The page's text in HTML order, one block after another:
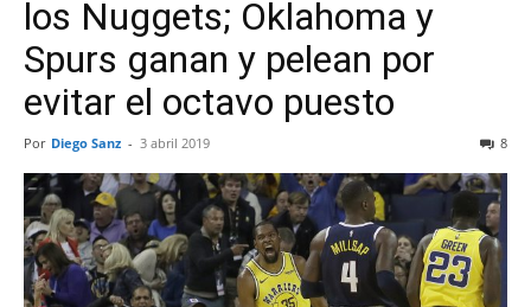
los Nuggets; Oklahoma y
Spurs ganan y pelean por
evitar el octavo puesto
Por Diego Sanz - 3 abril 2019 8